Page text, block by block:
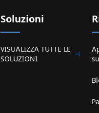
Soluzioni
VISUALIZZA TUTTE LE
SOLUZIONI